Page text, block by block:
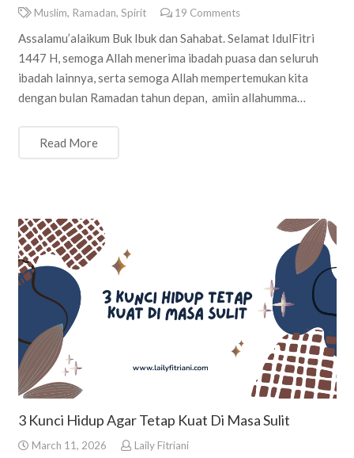
Muslim, Ramadan, Spirit 19 Comments
Assalamu’alaikum Buk Ibuk dan Sahabat. Selamat IdulFitri
1447 H, semoga Allah menerima ibadah puasa dan seluruh
ibadah lainnya, serta semoga Allah mempertemukan kita
dengan bulan Ramadan tahun depan, amiin allahumma…
Read More
3 Kunci Hidup Agar Tetap Kuat Di Masa Sulit
March 11, 2026
Laily Fitriani